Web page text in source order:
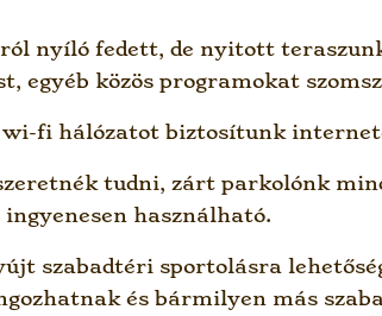
nyíló fedett, de nyitott
egyéb közös programokat
fi hálózatot biztosítunk
tudni, zárt parkolónk
ingyenesen használható.
szabadtéri sportolásra
és bármilyen más